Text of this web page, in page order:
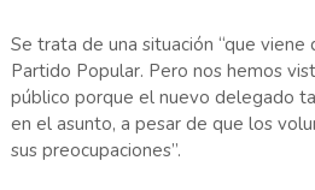
Se trata de una situación “que
Partido Popular. Pero nos hemos
público porque el nuevo delegado
en el asunto, a pesar de que los
sus preocupaciones”.